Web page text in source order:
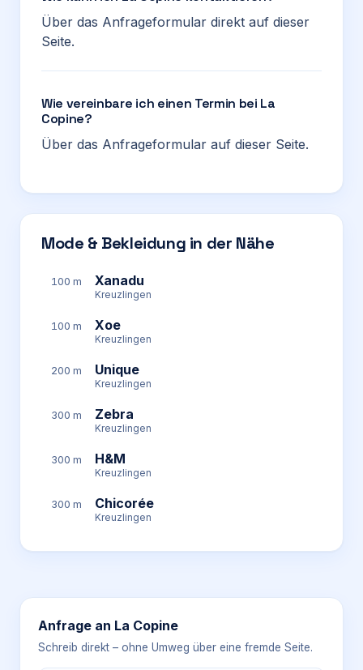
Über das Anfrageformular direkt auf dieser
Seite.
Wie vereinbare ich einen Termin bei La
Copine?
Über das Anfrageformular auf dieser Seite.
Mode & Bekleidung in der Nähe
100 m Xanadu
Kreuzlingen
100 m Xoe
Kreuzlingen
200 m Unique
Kreuzlingen
300 m Zebra
Kreuzlingen
300 m H&M
Kreuzlingen
300 m Chicorée
Kreuzlingen
Anfrage an La Copine
Schreib direkt – ohne Umweg über eine fremde Seite.